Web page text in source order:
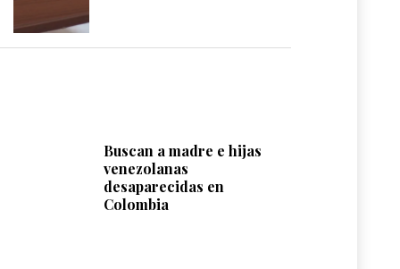
Buscan a madre e hijas
venezolanas
desaparecidas en
Colombia